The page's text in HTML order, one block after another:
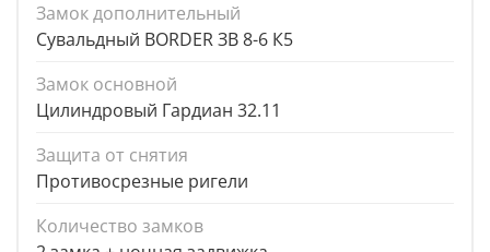
Замок дополнительный
Сувальдный BORDER ЗВ 8-6 К5
Замок основной
Цилиндровый Гардиан 32.11
Защита от снятия
Противосрезные ригели
Количество замков